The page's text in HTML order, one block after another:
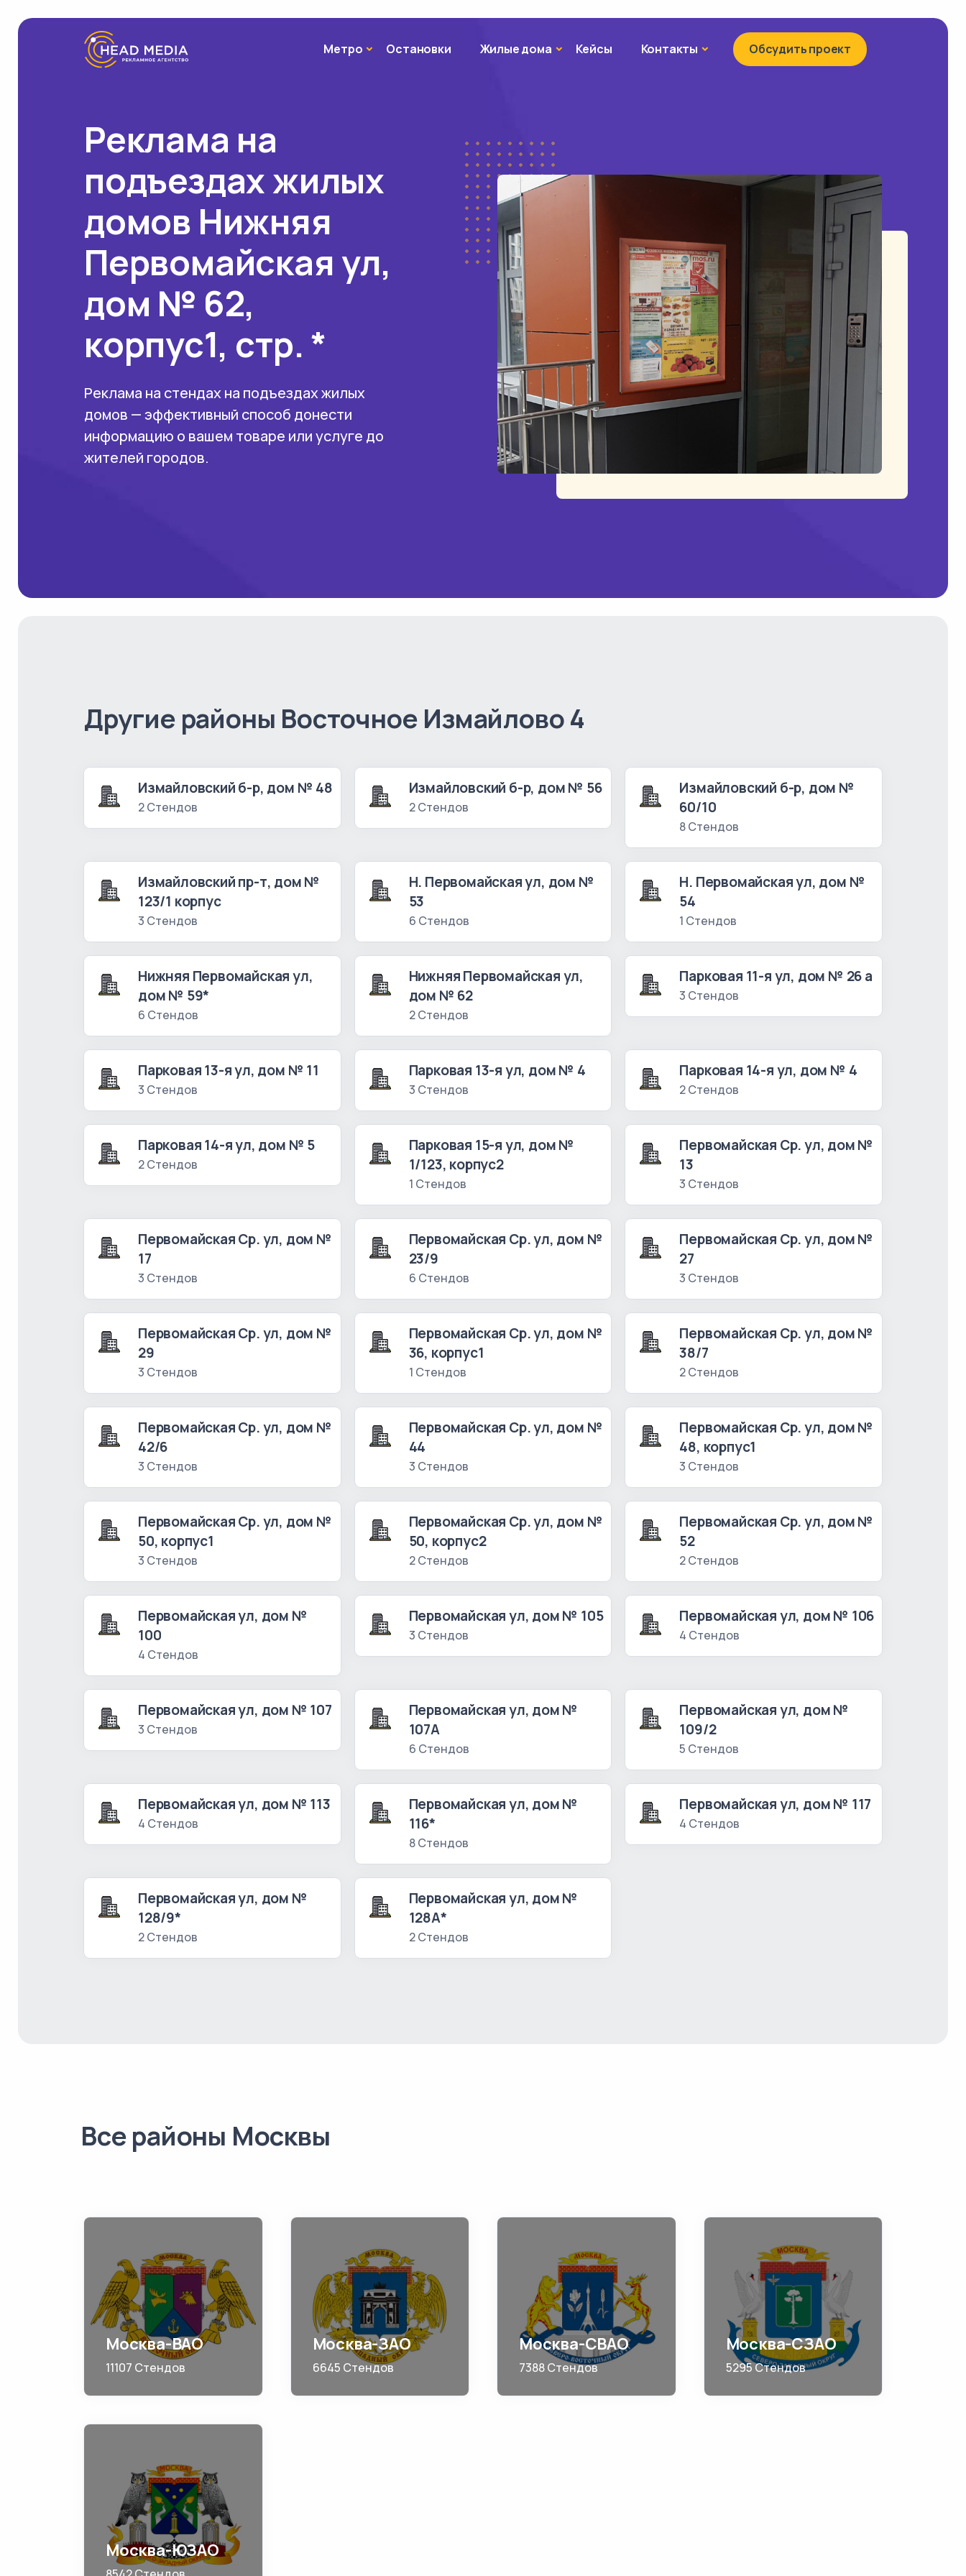
МетроМетроОстановки Жилые домаЖилые дома
Кейсы Контакты КонтактыОбсудить проект
Реклама на
подъездах жилых
домов Нижняя
Первомайская ул,
дом № 62,
корпус1, стр. *
Реклама на стендах на подъездах жилых
домов — эффективный способ донести
информацию о вашем товаре или услуге до
жителей городов.
Другие районы Восточное Измайлово 4
Измайловский б-р, дом № 48
2 Стендов
Измайловский б-р, дом № 56
2 Стендов
Измайловский б-р, дом №
60/10
8 Стендов
Измайловский пр-т, дом №
123/1 корпус
3 Стендов
Н. Первомайская ул, дом №
53
6 Стендов
Н. Первомайская ул, дом №
54
1 Стендов
Нижняя Первомайская ул,
дом № 59*
6 Стендов
Нижняя Первомайская ул,
дом № 62
2 Стендов
Парковая 11-я ул, дом № 26 а
3 Стендов
Парковая 13-я ул, дом № 11
3 Стендов
Парковая 13-я ул, дом № 4
3 Стендов
Парковая 14-я ул, дом № 4
2 Стендов
Парковая 14-я ул, дом № 5
2 Стендов
Парковая 15-я ул, дом №
1/123, корпус2
1 Стендов
Первомайская Ср. ул, дом №
13
3 Стендов
Первомайская Ср. ул, дом №
17
3 Стендов
Первомайская Ср. ул, дом №
23/9
6 Стендов
Первомайская Ср. ул, дом №
27
3 Стендов
Первомайская Ср. ул, дом №
29
3 Стендов
Первомайская Ср. ул, дом №
36, корпус1
1 Стендов
Первомайская Ср. ул, дом №
38/7
2 Стендов
Первомайская Ср. ул, дом №
42/6
3 Стендов
Первомайская Ср. ул, дом №
44
3 Стендов
Первомайская Ср. ул, дом №
48, корпус1
3 Стендов
Первомайская Ср. ул, дом №
50, корпус1
3 Стендов
Первомайская Ср. ул, дом №
50, корпус2
2 Стендов
Первомайская Ср. ул, дом №
52
2 Стендов
Первомайская ул, дом №
100
4 Стендов
Первомайская ул, дом № 105
3 Стендов
Первомайская ул, дом № 106
4 Стендов
Первомайская ул, дом № 107
3 Стендов
Первомайская ул, дом №
107А
6 Стендов
Первомайская ул, дом №
109/2
5 Стендов
Первомайская ул, дом № 113
4 Стендов
Первомайская ул, дом №
116*
8 Стендов
Первомайская ул, дом № 117
4 Стендов
Первомайская ул, дом №
128/9*
2 Стендов
Первомайская ул, дом №
128А*
2 Стендов
Все районы Москвы
Москва-ВАО
11107 Стендов
Москва-ЗАО
6645 Стендов
Москва-СВАО
7388 Стендов
Москва-СЗАО
5295 Стендов
Москва-ЮЗАО